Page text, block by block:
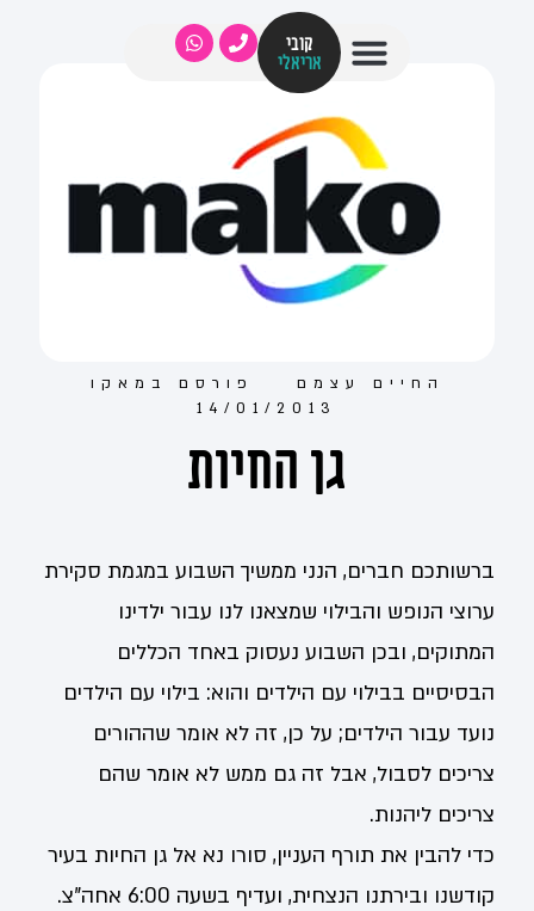
קובי
אריאלי
החיים עצמם פורסם ב מאקו
14/01/2013
גן החיות
ברשותכם חברים, הנני ממשיך השבוע במגמת סקירת
ערוצי הנופש והבילוי שמצאנו לנו עבור ילדינו
המתוקים, ובכן השבוע נעסוק באחד הכללים
הבסיסיים בבילוי עם הילדים והוא: בילוי עם הילדים
נועד עבור הילדים; על כן, זה לא אומר שההורים
צריכים לסבול, אבל זה גם ממש לא אומר שהם
צריכים ליהנות.
כדי להבין את תורף העניין, סורו נא אל גן החיות בעיר
קודשנו ובירתנו הנצחית, ועדיף בשעה 6:00 אחה"צ.